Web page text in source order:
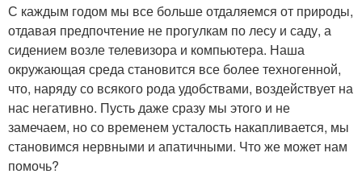
С каждым годом мы все больше отдаляемся от природы,
отдавая предпочтение не прогулкам по лесу и саду, а
сидением возле телевизора и компьютера. Наша
окружающая среда становится все более техногенной,
что, наряду со всякого рода удобствами, воздействует на
нас негативно. Пусть даже сразу мы этого и не
замечаем, но со временем усталость накапливается, мы
становимся нервными и апатичными. Что же может нам
помочь?